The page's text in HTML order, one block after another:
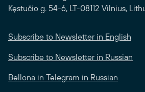
Kęstučio g. 54-6, LT-08112 Vilnius,
Subscribe to Newsletter in English
Subscribe to Newsletter in Russian
Bellona in Telegram in Russian